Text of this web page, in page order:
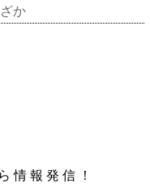
か
情報発信！